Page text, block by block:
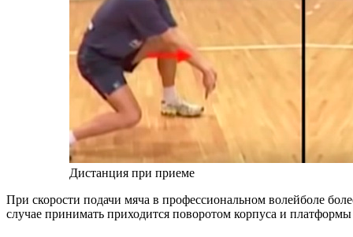
Дистанция при приеме
При скорости подачи мяча в профессиональном волейболе
случае принимать приходится поворотом корпуса и